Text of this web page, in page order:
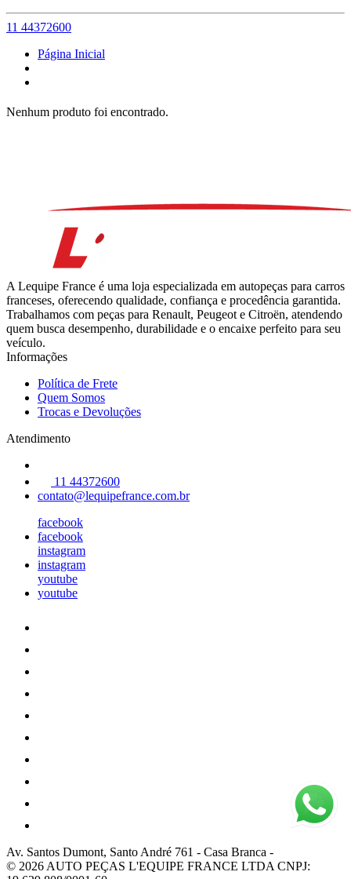
11 44372600
Página Inicial
Nenhum produto foi encontrado.
A Lequipe France é uma loja especializada em autopeças para carros
franceses, oferecendo qualidade, confiança e procedência garantida.
Trabalhamos com peças para Renault, Peugeot e Citroën, atendendo
quem busca desempenho, durabilidade e o encaixe perfeito para seu
veículo.
Informações
Política de Frete
Quem Somos
Trocas e Devoluções
Atendimento
11 44372600
contato@lequipefrance.com.br
facebook
facebook
instagram
instagram
youtube
youtube
Av. Santos Dumont, Santo André 761 - Casa Branca -
© 2026 AUTO PEÇAS L'EQUIPE FRANCE LTDA CNPJ: